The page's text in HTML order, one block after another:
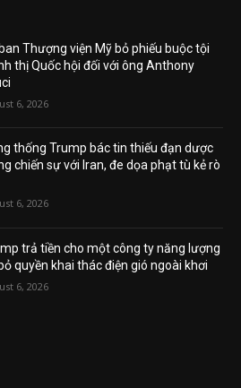
Thượng viện Mỹ bỏ phiếu buộc tội
thị Quốc hội đối với ông Anthony
6, 2026
thống Trump bác tin thiếu đạn dược
chiến sự với Iran, đe dọa phạt tù kẻ rò
6, 2026
trả tiền cho một công ty năng lượng
quyền khai thác điện gió ngoài khơi
6, 2026